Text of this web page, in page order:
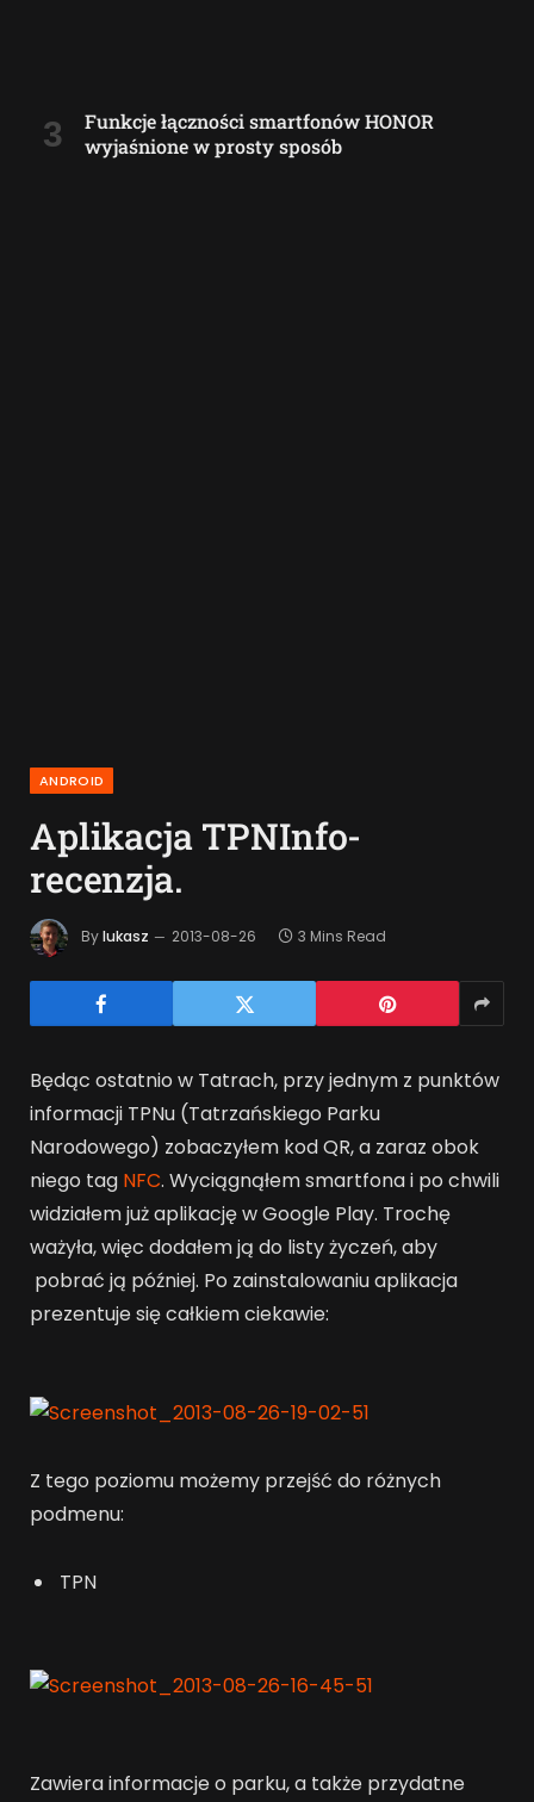
Funkcje łączności smartfonów HONOR
wyjaśnione w prosty sposób
ANDROID
Aplikacja TPNInfo-
recenzja.
Bylukasz 2013-08-26 3 Mins Read
Będąc ostatnio w Tatrach, przy jednym z punktów
informacji TPNu (Tatrzańskiego Parku
Narodowego) zobaczyłem kod QR, a zaraz obok
niego tag NFC. Wyciągnąłem smartfona i po chwili
widziałem już aplikację w Google Play. Trochę
ważyła, więc dodałem ją do listy życzeń, aby
pobrać ją później. Po zainstalowaniu aplikacja
prezentuje się całkiem ciekawie:
Z tego poziomu możemy przejść do różnych
podmenu:
TPN
Zawiera informacje o parku, a także przydatne